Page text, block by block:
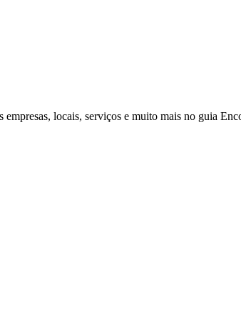
locais, serviços e muito mais no guia